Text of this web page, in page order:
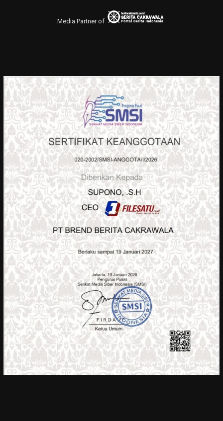
Media Partner of